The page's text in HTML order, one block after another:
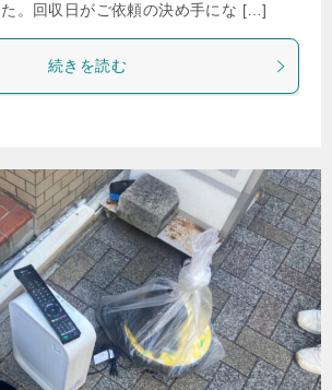
。回収日がご依頼の決め手にな […]
続きを読む